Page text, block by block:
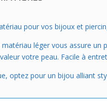
pour vos bijoux et
matériau léger vous assure un
votre peau. Facile à
optez pour un bijou alliant